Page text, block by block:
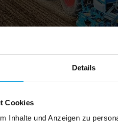
Details
Cookies
Inhalte und Anzeigen zu